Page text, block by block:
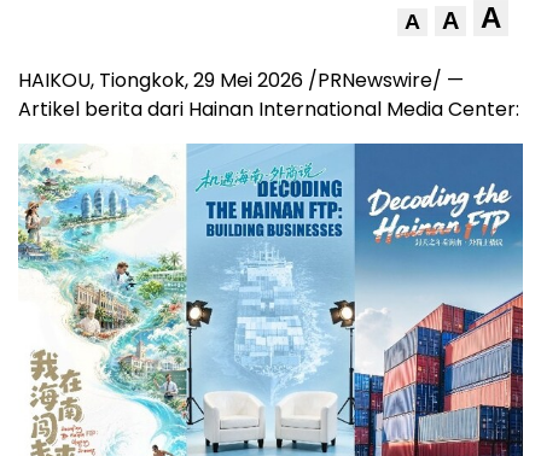
A A A
HAIKOU, Tiongkok, 29 Mei 2026 /PRNewswire/ —
Artikel berita dari Hainan International Media Center: